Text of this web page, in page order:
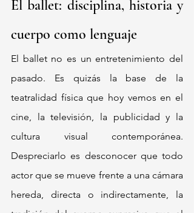
El ballet: disciplina, historia y
cuerpo como lenguaje
El ballet no es un entretenimiento del
pasado. Es quizás la base de la
teatralidad física que hoy vemos en el
cine, la televisión, la publicidad y la
cultura visual contemporánea.
Despreciarlo es desconocer que todo
actor que se mueve frente a una cámara
hereda, directa o indirectamente, la